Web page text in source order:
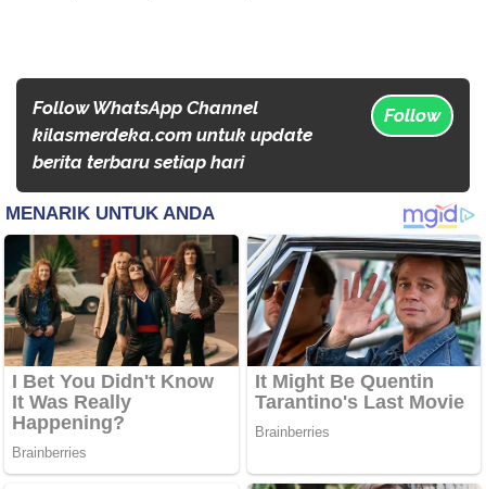
Follow WhatsApp Channel
kilasmerdeka.com untuk update
berita terbaru setiap hari
Follow